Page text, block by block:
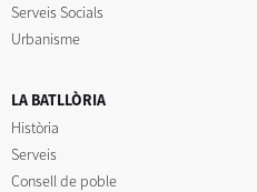
Serveis Socials
Urbanisme
LA BATLLÒRIA
Història
Serveis
Consell de poble